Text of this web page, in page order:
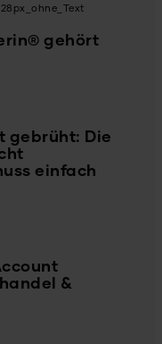
gehört
gebrüht: Die
einfach
&